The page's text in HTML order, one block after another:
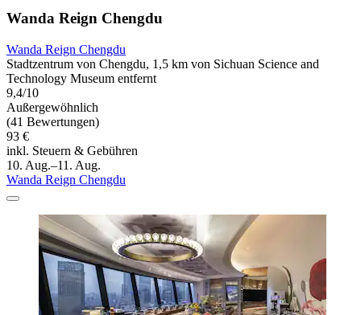
Wanda Reign Chengdu
Wanda Reign Chengdu
Stadtzentrum von Chengdu, 1,5 km von Sichuan Science and
Technology Museum entfernt
9,4/10
Außergewöhnlich
(41 Bewertungen)
93 €
inkl. Steuern & Gebühren
10. Aug.–11. Aug.
Wanda Reign Chengdu